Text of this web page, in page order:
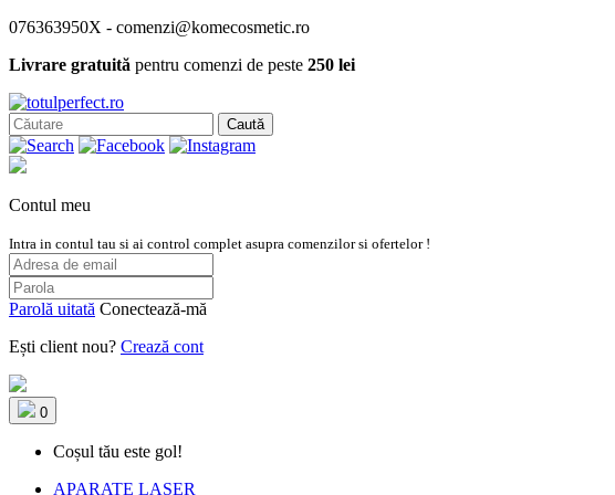
076363950X - comenzi@komecosmetic.ro
Livrare gratuită pentru comenzi de peste 250 lei
Caută
Contul meu
Intra in contul tau si ai control complet asupra comenzilor si ofertelor !
Parolă uitată Conectează-mă
Ești client nou? Crează cont
0
Coșul tău este gol!
APARATE LASER